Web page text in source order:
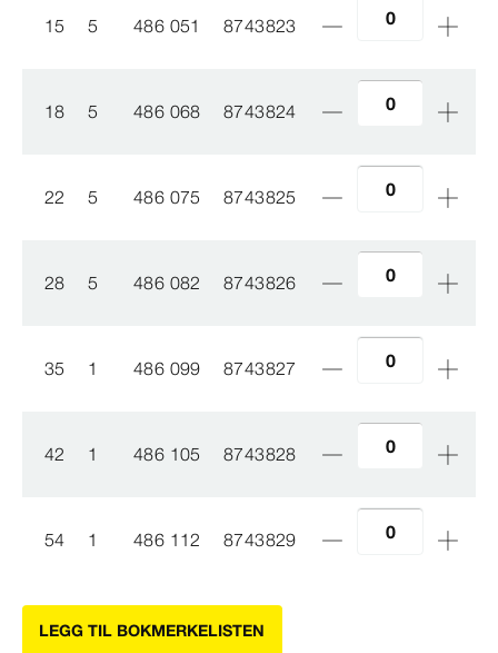
15 5 486 051 8743823
18 5 486 068 8743824
22 5 486 075 8743825
28 5 486 082 8743826
35 1 486 099 8743827
42 1 486 105 8743828
54 1 486 112 8743829
LEGG TIL BOKMERKELISTEN